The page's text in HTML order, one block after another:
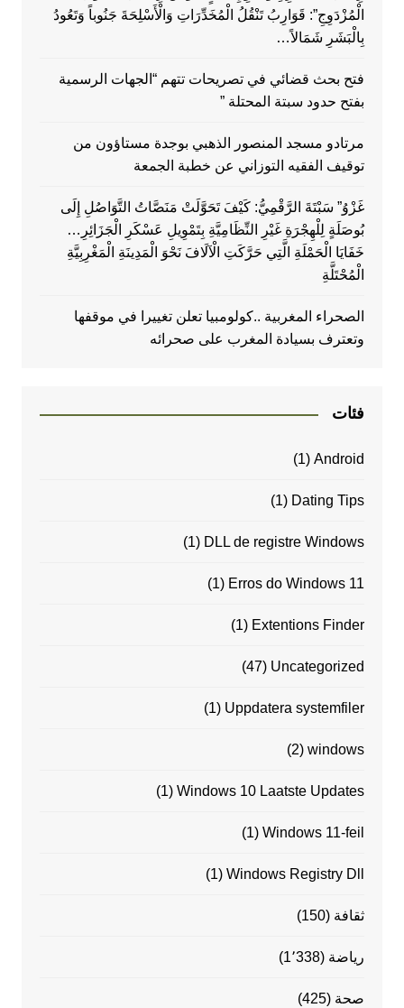
الْمُزْدَوِجِ”: قَوَارِبُ تَنْقُلُ الْمُخَدِّرَاتِ وَالْأَسْلِحَةَ جَنُوباً وَتَعُودُ
بِالْبَشَرِ شَمَالاً…
فتح بحث قضائي في تصريحات تتهم “الجهات الرسمية
بفتح حدود سبتة المحتلة ”
مرتادو مسجد المنصور الذهبي بوجدة مستاؤون من
توقيف الفقيه التوزاني عن خطبة الجمعة
غَزْوُ” سَبْتَةَ الرَّقْمِيُّ: كَيْفَ تَحَوَّلَتْ مَنَصَّاتُ التَّوَاصُلِ إِلَى
بُوصَلَةٍ لِلْهِجْرَةِ غَيْرِ النِّظَامِيَّةِ بِتَمْوِيلِ عَسْكَرِ الْجَزَائِرِ…
خَفَايَا الْحَمْلَةِ الَّتِي حَرَّكَتِ الْآلَافَ نَحْوَ الْمَدِينَةِ الْمَغْرِبِيَّةِ
الْمُحْتَلَّةِ
الصحراء المغربية ..كولومبيا تعلن تغييرا في موقفها
وتعترف بسيادة المغرب على صحرائه
فئات
Android
(1)
Dating Tips
(1)
DLL de registre Windows
(1)
Erros do Windows 11
(1)
Extentions Finder
(1)
Uncategorized
(47)
Uppdatera systemfiler
(1)
windows
(2)
Windows 10 Laatste Updates
(1)
Windows 11-feil
(1)
Windows Registry Dll
(1)
ثقافة (150)
رياضة (1٬338)
صحة (425)